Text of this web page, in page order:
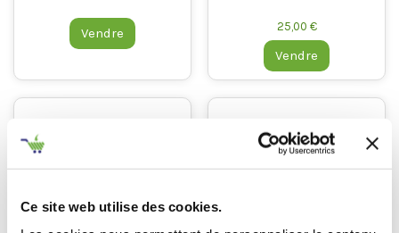
Ce site web utilise des cookies.
Vendre 25,00 €
Vendre